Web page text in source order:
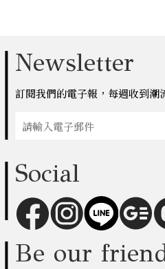
Newsletter
訂閱我們的電子報，每週收到潮
Social
Be our